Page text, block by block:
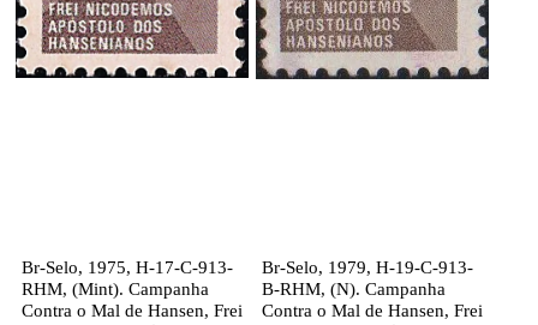
Br-Selo, 1975, H-17-C-913-
RHM, (Mint). Campanha
Contra o Mal de Hansen, Frei
Br-Selo, 1979, H-19-C-913-
B-RHM, (N). Campanha
Contra o Mal de Hansen, Frei